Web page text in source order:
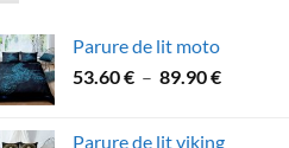
Parure de lit moto
53.60€ – 89.90€Plage
Parure de lit viking